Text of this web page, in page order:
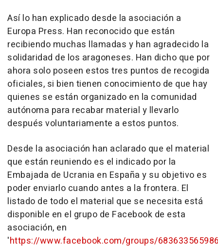
Así lo han explicado desde la asociación a
Europa Press. Han reconocido que están
recibiendo muchas llamadas y han agradecido la
solidaridad de los aragoneses. Han dicho que por
ahora solo poseen estos tres puntos de recogida
oficiales, si bien tienen conocimiento de que hay
quienes se están organizado en la comunidad
autónoma para recabar material y llevarlo
después voluntariamente a estos puntos.
Desde la asociación han aclarado que el material
que están reuniendo es el indicado por la
Embajada de Ucrania en España y su objetivo es
poder enviarlo cuando antes a la frontera. El
listado de todo el material que se necesita está
disponible en el grupo de Facebook de esta
asociación, en
'https://www.facebook.com/groups/